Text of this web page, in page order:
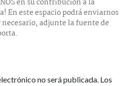
en su contribución a la
En este espacio podrá enviarnos
adjunte la fuente de
no será publicada. Los